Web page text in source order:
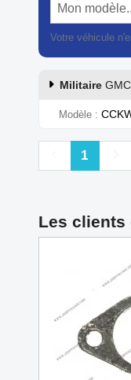
Mon
Votre véhicule
Militaire GMC
Modèle
Précédent
1
Les clients